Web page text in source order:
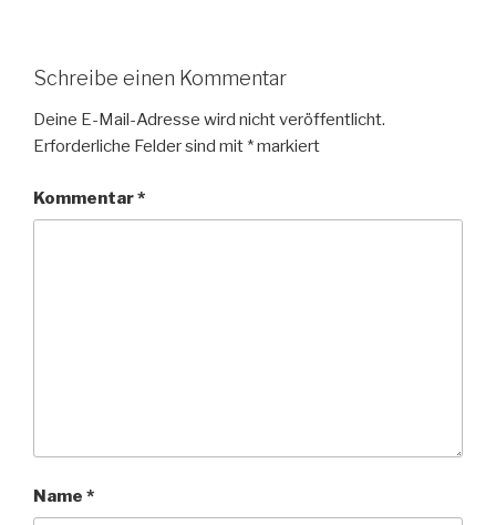
Schreibe einen Kommentar
Deine E-Mail-Adresse wird nicht veröffentlicht.
Erforderliche Felder sind mit *markiert
Kommentar*
Name *